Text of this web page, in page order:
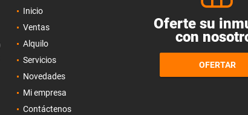
Inicio
Ventas
Alquilo
Servicios
Novedades
Mi empresa
Contáctenos
Oferte su
con
OFERTAR